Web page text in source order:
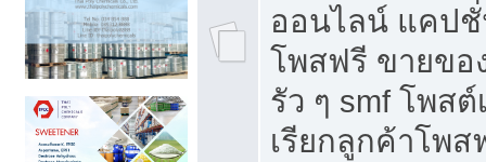
ออนไลน์ แคป
โพสฟรี ขายขอ
รัว ๆ smf โพส
เรียกลูกค้าโพส